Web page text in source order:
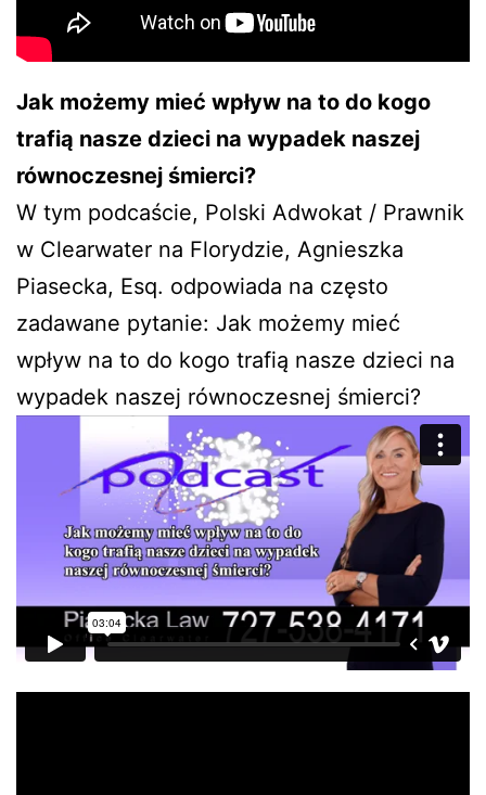
Jak możemy mieć wpływ na to do kogo
trafią nasze dzieci na wypadek naszej
równoczesnej śmierci?
W tym podcaście, Polski Adwokat / Prawnik
w Clearwater na Florydzie, Agnieszka
Piasecka, Esq. odpowiada na często
zadawane pytanie: Jak możemy mieć
wpływ na to do kogo trafią nasze dzieci na
wypadek naszej równoczesnej śmierci?